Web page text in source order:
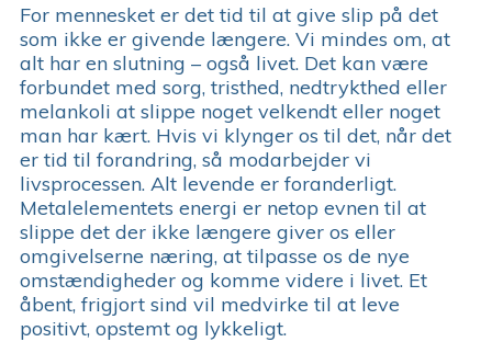
For mennesket er det tid til at give slip på det
som ikke er givende længere. Vi mindes om, at
alt har en slutning – også livet. Det kan være
forbundet med sorg, tristhed, nedtrykthed eller
melankoli at slippe noget velkendt eller noget
man har kært. Hvis vi klynger os til det, når det
er tid til forandring, så modarbejder vi
livsprocessen. Alt levende er foranderligt.
Metalelementets energi er netop evnen til at
slippe det der ikke længere giver os eller
omgivelserne næring, at tilpasse os de nye
omstændigheder og komme videre i livet. Et
åbent, frigjort sind vil medvirke til at leve
positivt, opstemt og lykkeligt.